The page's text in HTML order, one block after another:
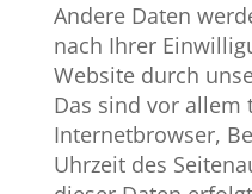
Andere Daten
nach Ihrer
Website durch
Das sind vor allem
Internetbrowser,
Uhrzeit des